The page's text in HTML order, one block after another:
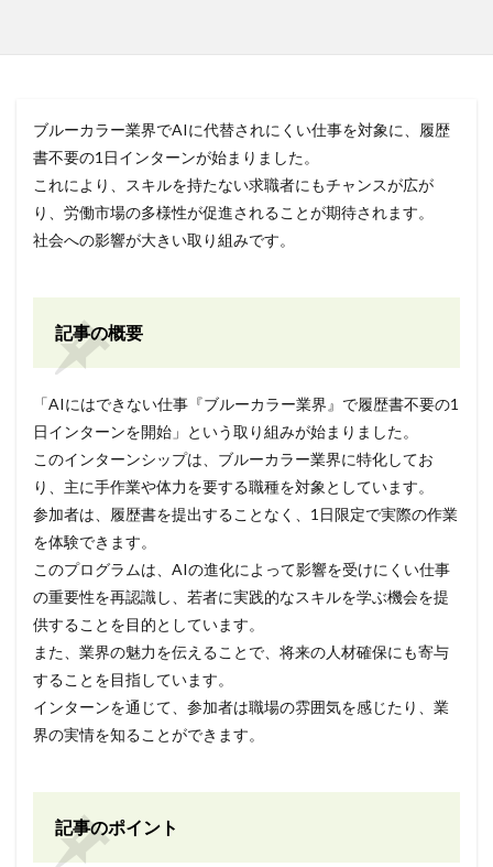
ブルーカラー業界でAIに代替されにくい仕事を対象に、履歴
書不要の1日インターンが始まりました。
これにより、スキルを持たない求職者にもチャンスが広が
り、労働市場の多様性が促進されることが期待されます。
社会への影響が大きい取り組みです。
記事の概要
「AIにはできない仕事『ブルーカラー業界』で履歴書不要の1
日インターンを開始」という取り組みが始まりました。
このインターンシップは、ブルーカラー業界に特化してお
り、主に手作業や体力を要する職種を対象としています。
参加者は、履歴書を提出することなく、1日限定で実際の作業
を体験できます。
このプログラムは、AIの進化によって影響を受けにくい仕事
の重要性を再認識し、若者に実践的なスキルを学ぶ機会を提
供することを目的としています。
また、業界の魅力を伝えることで、将来の人材確保にも寄与
することを目指しています。
インターンを通じて、参加者は職場の雰囲気を感じたり、業
界の実情を知ることができます。
記事のポイント